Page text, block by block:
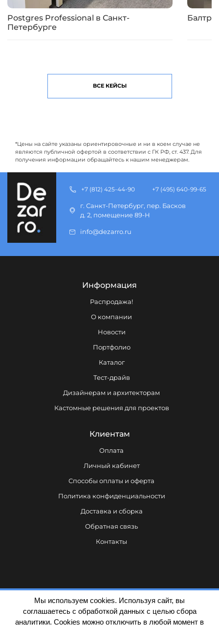
Postgres Professional в Санкт-
Петербурге
ВСЕ КЕЙСЫ
*Цены на сайте указаны ориентировочные и ни в коем случае не
являются публичной офертой в соответствии с ГК РФ, ст. 437. Для
получения информации обращайтесь к нашим менеджерам.
Информация
Распродажа!
О компании
Новости
Портфолио
Каталог
Тест-драйв
Дизайнерам и архитекторам
Кастомные решения для проектов
Клиентам
Оплата
Личный кабинет
Способы оплаты и оферта
Политика конфиденциальности
Доставка и сборка
Обратная связь
Контакты
Политика конфиденциальности
+7 (812) 425-44-90 +7 (495) 640-99-65
г. Санкт-Петербург, пер. Басков
д. 2, помещение 89-Н
info@dezarro.ru
Мы используем cookies. Используя сайт, вы
соглашаетесь с обработкой данных с целью сбора
аналитики. Cookies можно отключить в любой момент в